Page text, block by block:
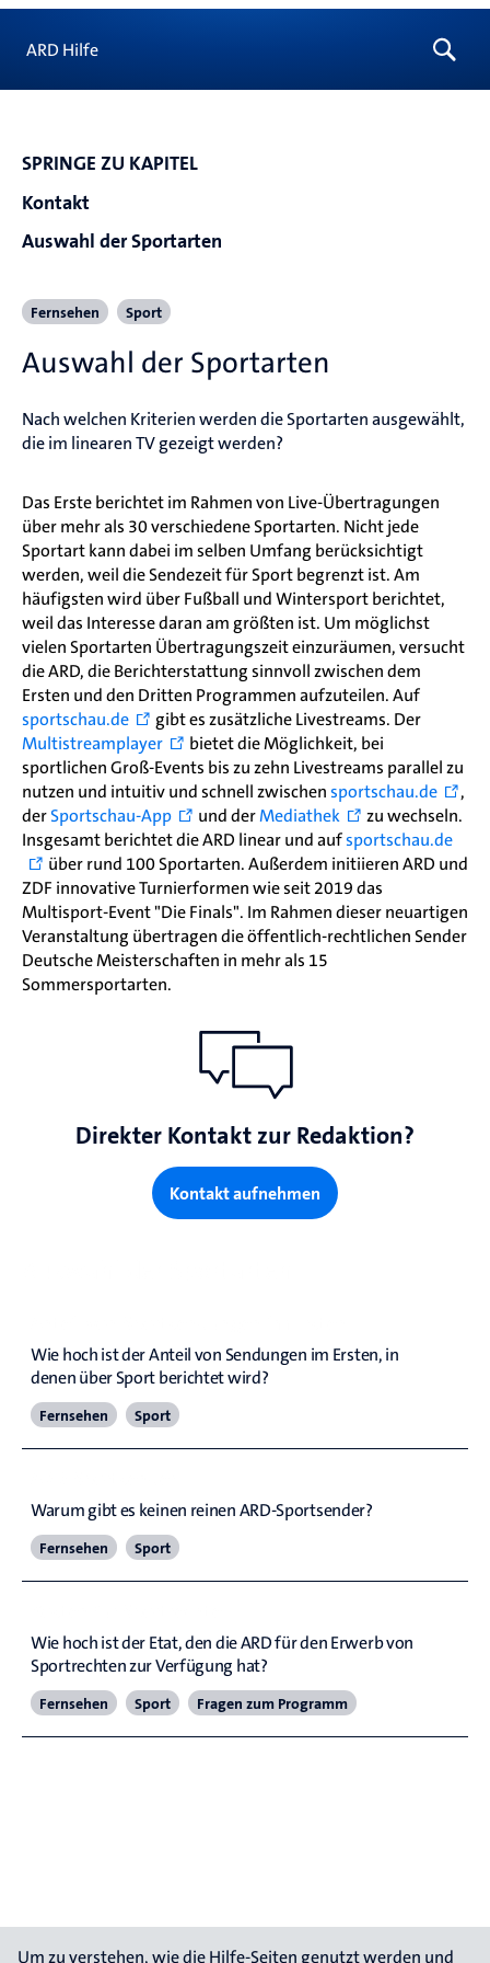
ARD Hilfe
SPRINGE ZU KAPITEL
Kontakt
Auswahl der Sportarten
Fernsehen Sport
Auswahl der Sportarten
Nach welchen Kriterien werden die Sportarten ausgewählt,
die im linearen TV gezeigt werden?
Das Erste berichtet im Rahmen von Live-Übertragungen
über mehr als 30 verschiedene Sportarten. Nicht jede
Sportart kann dabei im selben Umfang berücksichtigt
werden, weil die Sendezeit für Sport begrenzt ist. Am
häufigsten wird über Fußball und Wintersport berichtet,
weil das Interesse daran am größten ist. Um möglichst
vielen Sportarten Übertragungszeit einzuräumen, versucht
die ARD, die Berichterstattung sinnvoll zwischen dem
Ersten und den Dritten Programmen aufzuteilen. Auf
sportschau.de
gibt es zusätzliche Livestreams. Der
Multistreamplayer
bietet die Möglichkeit, bei
sportlichen Groß-Events bis zu zehn Livestreams parallel zu
nutzen und intuitiv und schnell zwischen sportschau.de
,
der Sportschau-App und derMediathek
zu wechseln.
Insgesamt berichtet die ARD linear und aufsportschau.de
über rund 100 Sportarten. Außerdem initiieren ARD und
ZDF innovative Turnierformen wie seit 2019 das
Multisport-Event "Die Finals". Im Rahmen dieser neuartigen
Veranstaltung übertragen die öffentlich-rechtlichen Sender
Deutsche Meisterschaften in mehr als 15
Sommersportarten.
Direkter Kontakt zur Redaktion?
Kontakt aufnehmen
Wie hoch ist der Anteil von Sendungen im Ersten, in
denen über Sport berichtet wird?
Fernsehen Sport
Warum gibt es keinen reinen ARD-Sportsender?
Fernsehen Sport
Wie hoch ist der Etat, den die ARD für den Erwerb von
Sportrechten zur Verfügung hat?
Fernsehen Sport Fragen zum Programm
Um zu verstehen, wie die Hilfe-Seiten genutzt werden und